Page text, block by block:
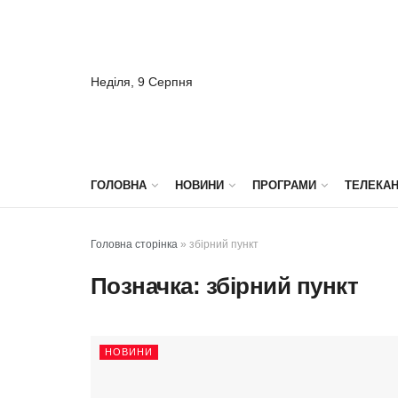
Неділя, 9 Серпня
ГОЛОВНА НОВИНИ ПРОГРАМИ
Головна сторінка » збірний пункт
Позначка: збірний пункт
НОВИНИ